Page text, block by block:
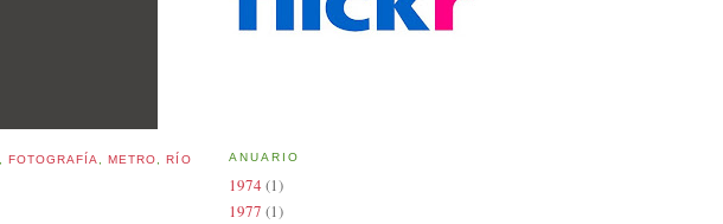
,FOTOGRAFÍA ,METRO ,RÍO
ANUARIO
1974 (1)
1977 (1)